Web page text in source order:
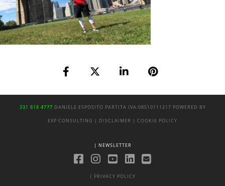
331 818 4777 DANIELE ESPOSITO PARTITA IVA:08510111217 POWERED BY
EXP CONSULTING | DISCLAIMER | COOKIE POLICY
| NEWSLETTER
| PRIVACY POLICY